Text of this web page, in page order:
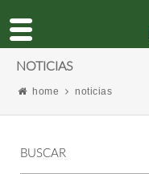
NOTICIAS
home noticias
BUSCAR